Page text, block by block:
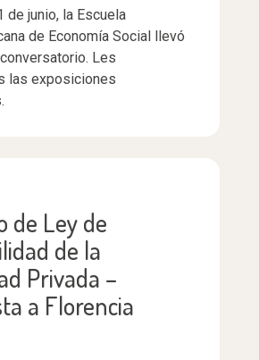
de junio, la Escuela
de Economía Social llevó
Les
las exposiciones
de Ley de
de la
Privada –
a Florencia